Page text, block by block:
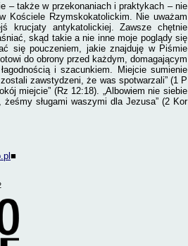
– także w przekonaniach i praktykach – nie
Kościele Rzymskokatolickim. Nie uważam
krucjaty antykatolickiej. Zawsze chętnie
skąd takie a nie inne moje poglądy się
się pouczeniem, jakie znajduję w Piśmie
do obrony przed każdym, domagającym
i szacunkiem. Miejcie sumienie
zawstydzeni, że was spotwarzali” (1 P
miejcie” (Rz 12:18). „Albowiem nie siebie
sługami waszymi dla Jezusa” (2 Kor
■